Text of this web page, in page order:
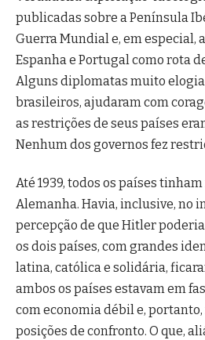
publicadas sobre a Península
Guerra Mundial e, em especial,
Espanha e Portugal como rota
Alguns diplomatas muito
brasileiros, ajudaram com
as restrições de seus países
Nenhum dos governos fez
Até 1939, todos os países
Alemanha. Havia, inclusive, no
percepção de que Hitler
os dois países, com grandes
latina, católica e solidária,
ambos os países estavam em
com economia débil e,
posições de confronto. O que,